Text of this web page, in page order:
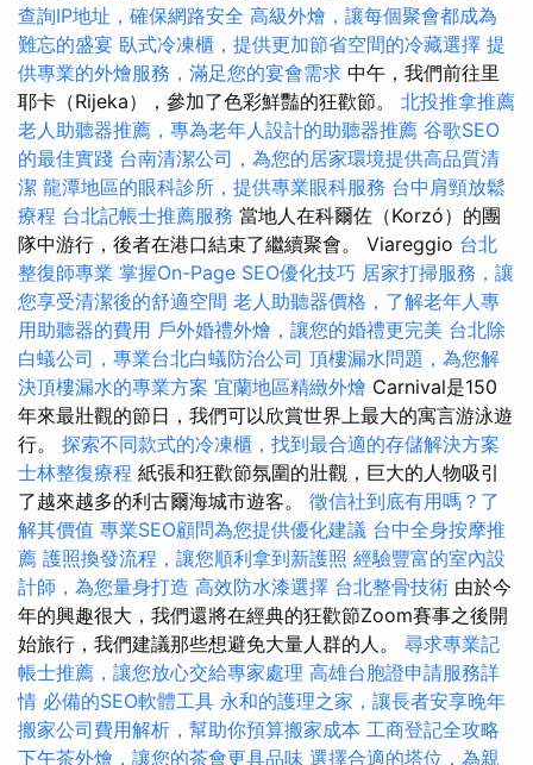
查詢IP地址，確保網路安全 高級外燴，讓每個聚會都成為
難忘的盛宴 臥式冷凍櫃，提供更加節省空間的冷藏選擇 提
供專業的外燴服務，滿足您的宴會需求 中午，我們前往里
耶卡（Rijeka），參加了色彩鮮豔的狂歡節。 北投推拿推薦
老人助聽器推薦，專為老年人設計的助聽器推薦 谷歌SEO
的最佳實踐 台南清潔公司，為您的居家環境提供高品質清
潔 龍潭地區的眼科診所，提供專業眼科服務 台中肩頸放鬆
療程 台北記帳士推薦服務 當地人在科爾佐（Korzó）的團
隊中游行，後者在港口結束了繼續聚會。 Viareggio 台北
整復師專業 掌握On-Page SEO優化技巧 居家打掃服務，讓
您享受清潔後的舒適空間 老人助聽器價格，了解老年人專
用助聽器的費用 戶外婚禮外燴，讓您的婚禮更完美 台北除
白蟻公司，專業台北白蟻防治公司 頂樓漏水問題，為您解
決頂樓漏水的專業方案 宜蘭地區精緻外燴 Carnival是150
年來最壯觀的節日，我們可以欣賞世界上最大的寓言游泳遊
行。 探索不同款式的冷凍櫃，找到最合適的存儲解決方案
士林整復療程 紙張和狂歡節氛圍的壯觀，巨大的人物吸引
了越來越多的利古爾海城市遊客。 徵信社到底有用嗎？了
解其價值 專業SEO顧問為您提供優化建議 台中全身按摩推
薦 護照換發流程，讓您順利拿到新護照 經驗豐富的室內設
計師，為您量身打造 高效防水漆選擇 台北整骨技術 由於今
年的興趣很大，我們還將在經典的狂歡節Zoom賽事之後開
始旅行，我們建議那些想避免大量人群的人。 尋求專業記
帳士推薦，讓您放心交給專家處理 高雄台胞證申請服務詳
情 必備的SEO軟體工具 永和的護理之家，讓長者安享晚年
搬家公司費用解析，幫助你預算搬家成本 工商登記全攻略
下午茶外燴，讓您的茶會更具品味 選擇合適的塔位，為親